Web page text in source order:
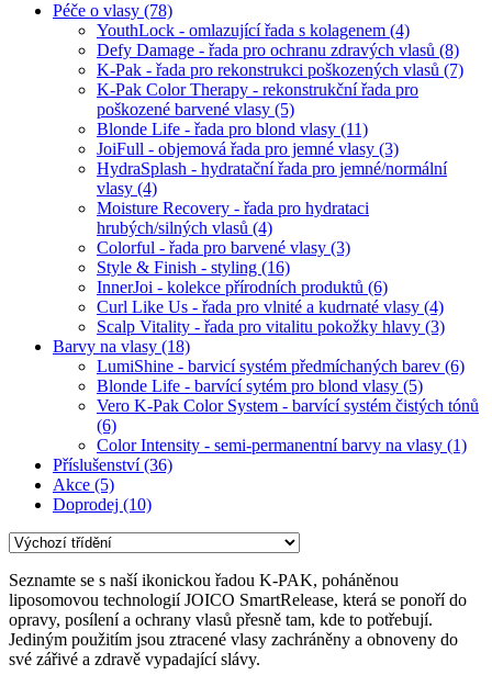
Péče o vlasy (78)
YouthLock - omlazující řada s kolagenem (4)
Defy Damage - řada pro ochranu zdravých vlasů (8)
K-Pak - řada pro rekonstrukci poškozených vlasů (7)
K-Pak Color Therapy - rekonstrukční řada pro
poškozené barvené vlasy (5)
Blonde Life - řada pro blond vlasy (11)
JoiFull - objemová řada pro jemné vlasy (3)
HydraSplash - hydratační řada pro jemné/normální
vlasy (4)
Moisture Recovery - řada pro hydrataci
hrubých/silných vlasů (4)
Colorful - řada pro barvené vlasy (3)
Style & Finish - styling (16)
InnerJoi - kolekce přírodních produktů (6)
Curl Like Us - řada pro vlnité a kudrnaté vlasy (4)
Scalp Vitality - řada pro vitalitu pokožky hlavy (3)
Barvy na vlasy (18)
LumiShine - barvicí systém předmíchaných barev (6)
Blonde Life - barvící sytém pro blond vlasy (5)
Vero K-Pak Color System - barvící systém čistých tónů
(6)
Color Intensity - semi-permanentní barvy na vlasy (1)
Příslušenství(36)
Akce (5)
Doprodej (10)
Seznamte se s naší ikonickou řadou K-PAK, poháněnou
liposomovou technologií JOICO SmartRelease, která se ponoří do
opravy, posílení a ochrany vlasů přesně tam, kde to potřebují.
Jediným použitím jsou ztracené vlasy zachráněny a obnoveny do
své zářivé a zdravě vypadající slávy.